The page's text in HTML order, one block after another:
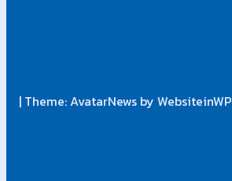
| Theme: AvatarNews by WebsiteinWP